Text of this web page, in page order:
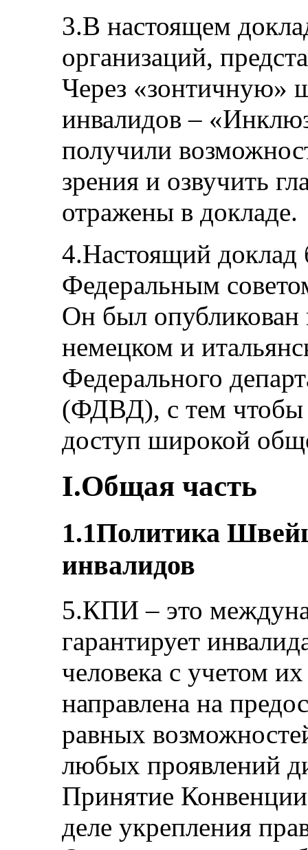
3.В настоящем
организаций,
Через «зонтичную»
инвалидов –
получили
зрения и озвучить
отражены в докладе.
4.Настоящий доклад
Федеральным
Он был опубликован
немецком и
Федерального
(ФДВД), с тем чтобы
доступ широкой
I.Общая часть
1.1Политика
инвалидов
5.КПИ – это
гарантирует
человека с учетом
направлена на
равных
любых проявлений
Принятие
деле укрепления